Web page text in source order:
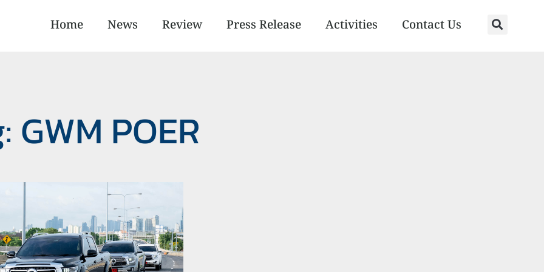
Home News Review Press Release Activities Contact Us
GWM POER